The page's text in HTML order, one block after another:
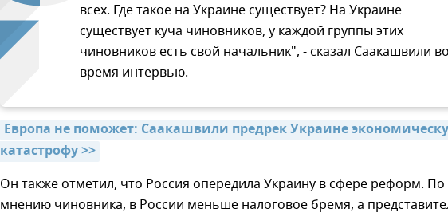
всех. Где такое на Украине существует? На Украине
существует куча чиновников, у каждой группы этих
чиновников есть свой начальник", - сказал Саакашвили во
время интервью.
Европа не поможет: Саакашвили предрек Украине
катастрофу >>
Он также отметил, что Россия опередила Украину в сфере реформ. По
мнению чиновника, в России меньше налоговое бремя, а